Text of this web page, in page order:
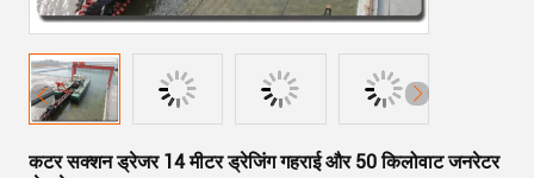
कटर सक्शन ड्रेजर 14 मीटर ड्रेजिंग गहराई और 50 किलोवाट जनरेटर